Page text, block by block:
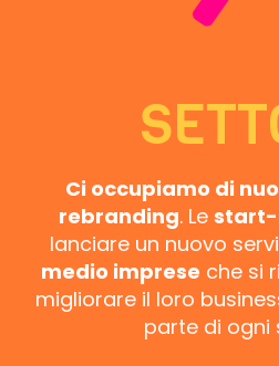
Ci occupiamo di
rebranding. Le
lanciare un nuovo
medio imprese che si
migliorare il loro
parte di ogni